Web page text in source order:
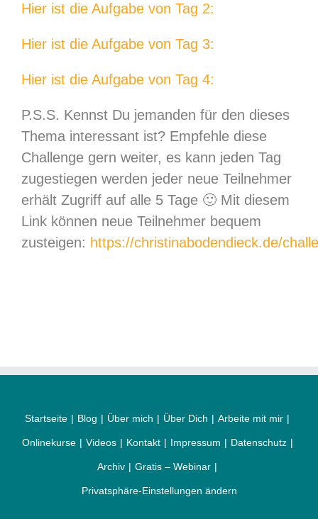
Hier ist die Aufgabe von Tag 2:
Hier ist die Aufgabe von Tag 3:
Hier ist die Aufgabe von Tag 4:
P.S.S. Kennst Du jemanden für den dieses
Thema interessant ist? Empfehle diese
Challenge gern weiter, es kann jeden Tag
zugestiegen werden jeder neue Teilnehmer
erhält Zugriff auf alle 5 Tage 🙂 Mit diesem
Link können neue Teilnehmer bequem
zusteigen: https://christinabodendieck.de/
Startseite Blog Über mich Über Dich Arbeite mit mir
Onlinekurse Videos Kontakt Impressum Datenschutz
Archiv Gratis – Webinar
Privatsphäre-Einstellungen ändern